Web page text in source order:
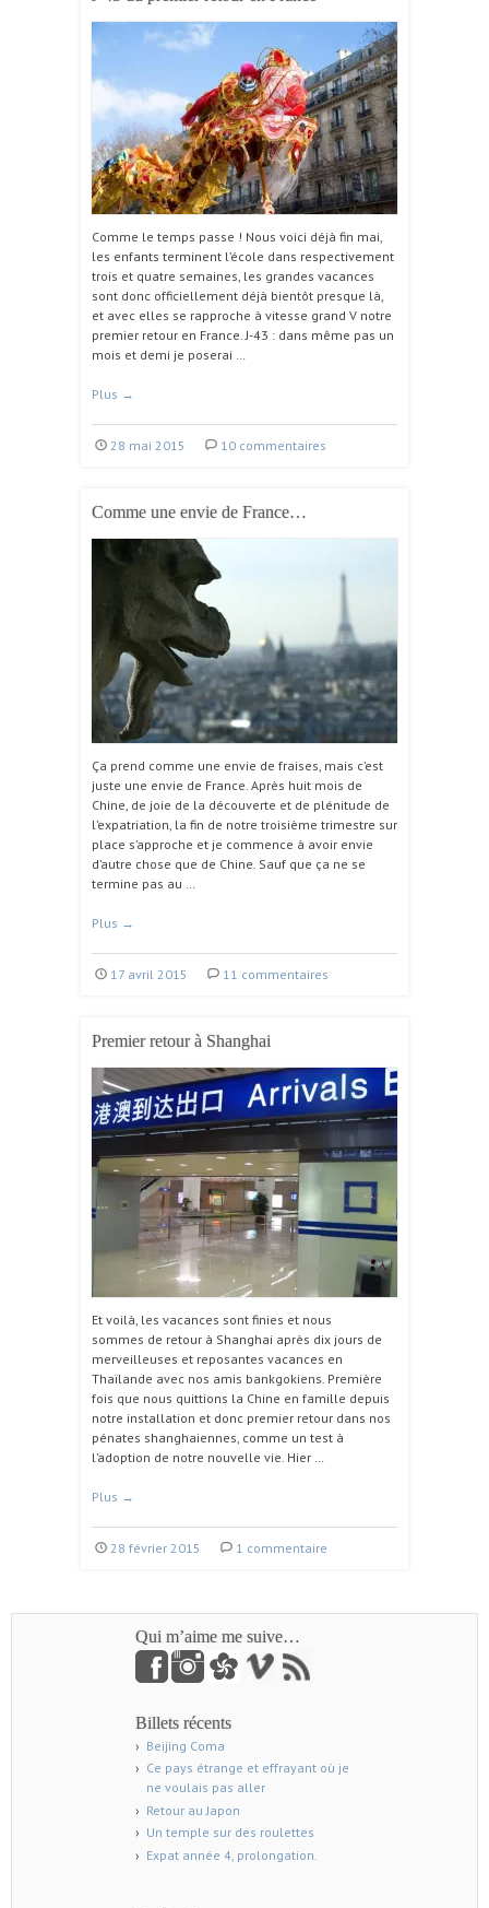
Comme le temps passe ! Nous voici déjà fin mai,
les enfants terminent l’école dans respectivement
trois et quatre semaines, les grandes vacances
sont donc officiellement déjà bientôt presque là,
et avec elles se rapproche à vitesse grand V notre
premier retour en France. J-43 : dans même pas un
mois et demi je poserai …
Plus →
28 mai 2015 10 commentaires
Comme une envie de France…
Ça prend comme une envie de fraises, mais c’est
juste une envie de France. Après huit mois de
Chine, de joie de la découverte et de plénitude de
l’expatriation, la fin de notre troisième trimestre sur
place s’approche et je commence à avoir envie
d’autre chose que de Chine. Sauf que ça ne se
termine pas au …
Plus →
17 avril 2015 11 commentaires
Premier retour à Shanghai
Et voilà, les vacances sont finies et nous
sommes de retour à Shanghai après dix jours de
merveilleuses et reposantes vacances en
Thaïlande avec nos amis bankgokiens. Première
fois que nous quittions la Chine en famille depuis
notre installation et donc premier retour dans nos
pénates shanghaiennes, comme un test à
l’adoption de notre nouvelle vie. Hier …
Plus →
28 février 2015 1 commentaire
Qui m’aime me suive…
Billets récents
Beijing Coma
Ce pays étrange et effrayant où je
ne voulais pas aller
Retour au Japon
Un temple sur des roulettes
Expat année 4, prolongation.